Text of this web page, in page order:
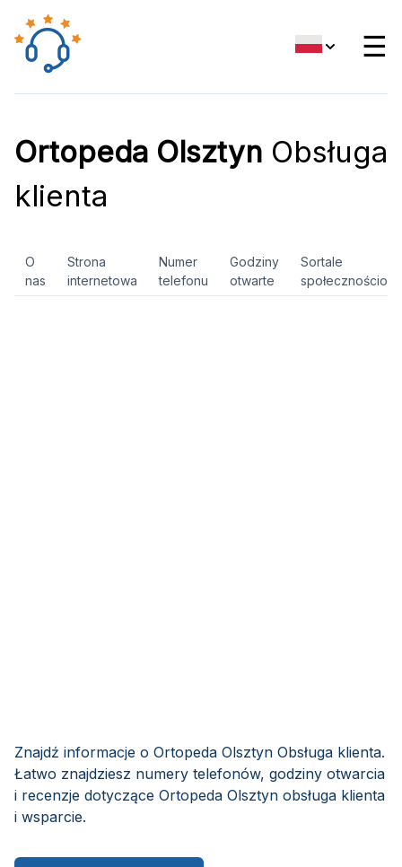
☰
Ortopeda Olsztyn Obsługa
klienta
O
nas
Strona
internetowa
Numer
telefonu
Godziny
otwarte
Sortale
Znajdź informacje o Ortopeda Olsztyn Obsługa klienta.
Łatwo znajdziesz numery telefonów, godziny otwarcia
i recenzje dotyczące Ortopeda Olsztyn obsługa klienta
i wsparcie.